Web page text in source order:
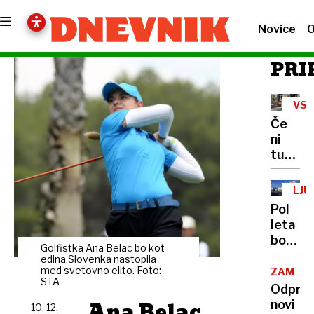
Novice
Golfistka Ana Belac bo kot
edina Slovenka nastopila
med svetovno elito. Foto:
STA
10. 12.
Če
ni
žejne
– in
visoko
globo
Pol
leta
bo
na
ZAMIK
Odprli
novi